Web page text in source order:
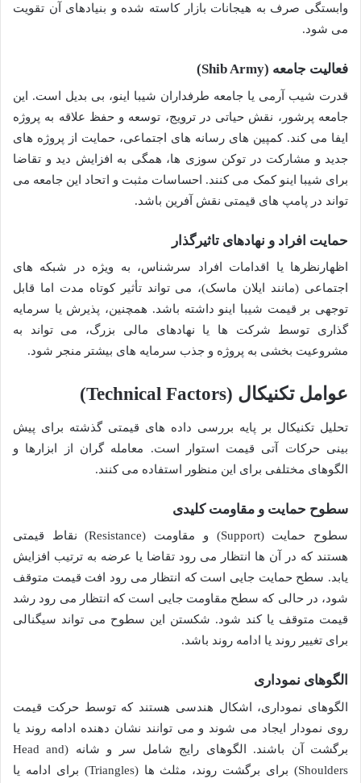
وابستگی صرف به هیجانات بازار کاسته شده و بنیادهای آن تقویت
می شود.
فعالیت جامعه (Shib Army)
قدرت شیب آرمی یا جامعه طرفداران شیبا اینو، بی بدیل است. این
جامعه پرشور، نقش حیاتی در ترویج، توسعه و حفظ علاقه به پروژه
ایفا می کند. کمپین های رسانه های اجتماعی، حمایت از پروژه های
جدید و مشارکت در توکن سوزی ها، همگی به افزایش دید و تقاضا
برای شیبا اینو کمک می کنند. احساسات مثبت و اتحاد این جامعه می
تواند در پامپ های قیمتی نقش آفرین باشد.
حمایت افراد و نهادهای تاثیرگذار
اظهارنظرها یا اقدامات افراد سرشناس، به ویژه در شبکه های
اجتماعی (مانند ایلان ماسک)، می تواند تأثیر کوتاه مدت اما قابل
توجهی بر قیمت شیبا اینو داشته باشد. همچنین، پذیرش یا سرمایه
گذاری توسط شرکت ها یا نهادهای مالی بزرگ، می تواند به
مشروعیت بخشی به پروژه و جذب سرمایه های بیشتر منجر شود.
عوامل تکنیکال (Technical Factors)
تحلیل تکنیکال بر پایه بررسی داده های قیمتی گذشته برای پیش
بینی حرکات آتی قیمت استوار است. معامله گران از ابزارها و
الگوهای مختلفی برای این منظور استفاده می کنند.
سطوح حمایت و مقاومت کلیدی
سطوح حمایت (Support) و مقاومت (Resistance) نقاط قیمتی
هستند که در آن ها انتظار می رود تقاضا یا عرضه به ترتیب افزایش
یابد. سطح حمایت جایی است که انتظار می رود افت قیمت متوقف
شود، در حالی که سطح مقاومت جایی است که انتظار می رود رشد
قیمت متوقف یا کند شود. شکستن این سطوح می تواند سیگنالی
برای تغییر روند یا ادامه روند باشد.
الگوهای نموداری
الگوهای نموداری، اشکال هندسی هستند که توسط حرکت قیمت
روی نمودار ایجاد می شوند و می توانند نشان دهنده ادامه روند یا
برگشت آن باشند. الگوهای رایج شامل سر و شانه (Head and
Shoulders) برای برگشت روند، مثلث ها (Triangles) برای ادامه یا